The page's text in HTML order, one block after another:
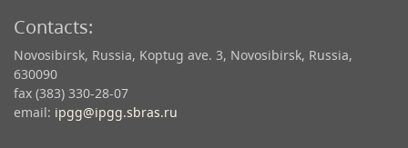
Contacts:
Novosibirsk, Russia, Koptug ave. 3, Novosibirsk, Russia,
630090
fax (383) 330-28-07
email: ipgg@ipgg.sbras.ru